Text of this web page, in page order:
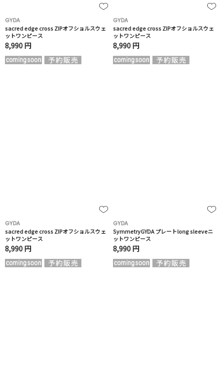
GYDA
sacred edge cross ZIPオフショルスウェ
ットワンピース
8,990 円
GYDA
sacred edge cross ZIPオフショルスウェ
ットワンピース
8,990 円
GYDA
sacred edge cross ZIPオフショルスウェ
ットワンピース
8,990 円
GYDA
SymmetryGYDA プレートlong sleeveニ
ットワンピース
8,990 円